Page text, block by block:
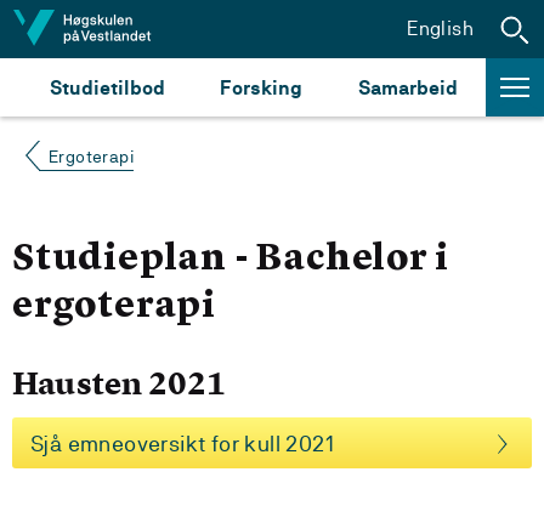
Hopp til innhald
Studietilbod Forsking Samarbeid
English
Ergoterapi
Studieplan - Bachelor i
ergoterapi
Hausten 2021
Sjå emneoversikt for kull 2021